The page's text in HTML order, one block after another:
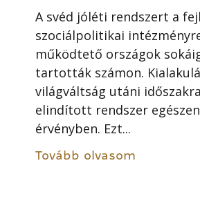
A svéd jóléti rendszert a
szociálpolitikai
működtető országok
tartották számon.
világváltság utáni
elindított rendszer
érvényben. Ezt...
Tovább olvasom